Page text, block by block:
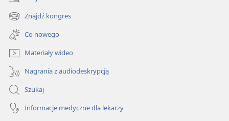
(opens
new
window)
Znajdź kongres
(opens
new
window)
Co nowego
Materiały wideo
Nagrania z audiodeskrypcją
Szukaj
Informacje medyczne dla lekarzy